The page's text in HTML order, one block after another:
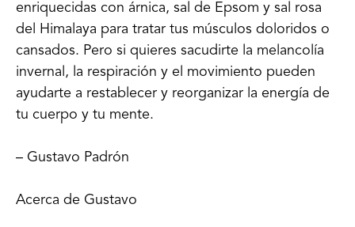
enriquecidas con árnica, sal de Epsom y sal rosa
del Himalaya para tratar tus músculos doloridos o
cansados. Pero si quieres sacudirte la melancolía
invernal, la respiración y el movimiento pueden
ayudarte a restablecer y reorganizar la energía de
tu cuerpo y tu mente.
– Gustavo Padrón
Acerca de Gustavo